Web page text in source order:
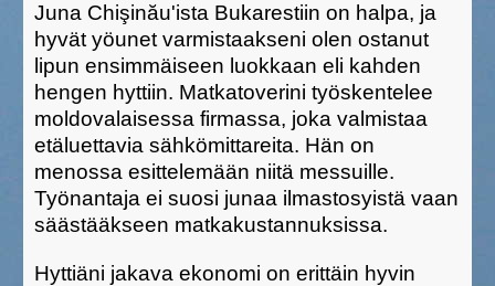
Juna Chişinău'ista Bukarestiin on halpa, ja
hyvät yöunet varmistaakseni olen ostanut
lipun ensimmäiseen luokkaan eli kahden
hengen hyttiin. Matkatoverini työskentelee
moldovalaisessa firmassa, joka valmistaa
etäluettavia sähkömittareita. Hän on
menossa esittelemään niitä messuille.
Työnantaja ei suosi junaa ilmastosyistä vaan
säästääkseen matkakustannuksissa.
Hyttiäni jakava ekonomi on erittäin hyvin